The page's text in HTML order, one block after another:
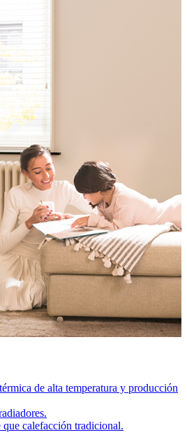
de alta temperatura y producción
que calefacción tradicional.